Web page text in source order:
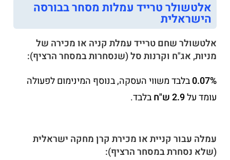
אלטשולר טרייד עמלות מסחר בבורסה
הישראלית
אלטשולר שחם טרייד עמלת קניה או מכירה של
מניות, אג"ח וקרנות סל (שנסחרות במסחר הרציף):
0.07%בלבד משווי העסקה, בנוסף המינימום לפעולה
עומד על2.9 ש"ח בלבד.
עמלה עבור קניית או מכירת קרן מחקה ישראלית
(שלא נסחרת במסחר הרציף):